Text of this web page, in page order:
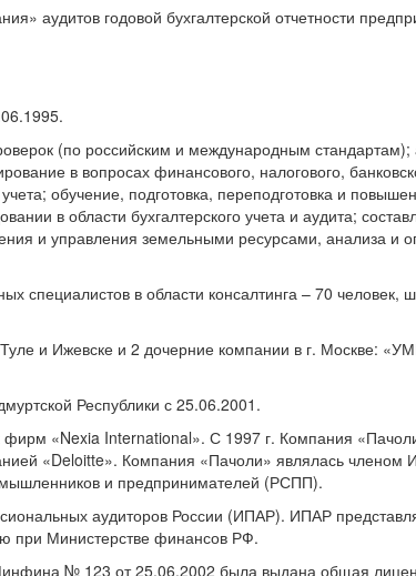
аудитов годовой бухгалтерской отчетности
(по российским и международным
в вопросах финансового, налогового,
обучение, подготовка, переподготовка и
в области бухгалтерского учета и аудита;
и управления земельными ресурсами, анализа
специалистов в области консалтинга – 70
и Ижевске и 2 дочерние компании в г. Москве:
Республики с 25.06.2001.
«Nexia International». С 1997 г. Компания
«Deloitte». Компания «Пачоли» являлась членом
и предпринимателей (РСПП).
аудиторов России (ИПАР). ИПАР
при Министерстве финансов РФ.
№ 123 от 25.06.2002 была выдана общая